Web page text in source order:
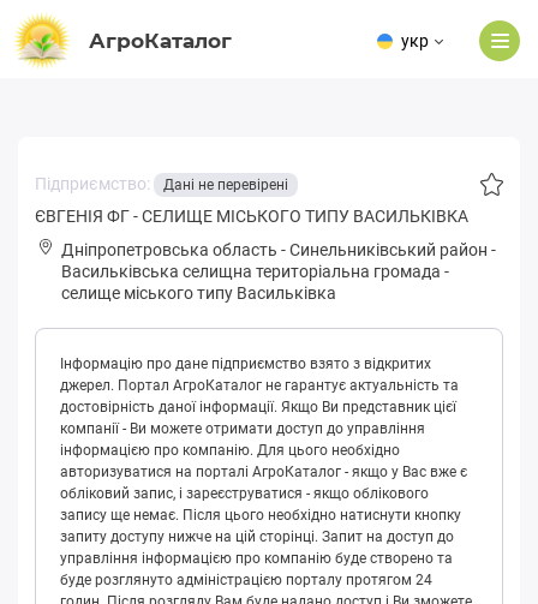
АгроКаталог укр
Підприємство: Дані не перевірені
ЄВГЕНІЯ ФГ - СЕЛИЩЕ МІСЬКОГО ТИПУ ВАСИЛЬКІВКА
Дніпропетровська область -Синельниківський район -
Вaсильківськa селищна територіальна громада -
селище міського типу Васильківка
Інформацію про дане підприємство взято з відкритих
джерел. Портал АгроКаталог не гарантує актуальність та
достовірність даної інформації. Якщо Ви представник цієї
компанії - Ви можете отримати доступ до управління
інформацією про компанію. Для цього необхідно
авторизуватися на порталі АгроКаталог - якщо у Вас вже є
обліковий запис, і зареєструватися - якщо облікового
запису ще немає. Після цього необхідно натиснути кнопку
запиту доступу нижче на цій сторінці. Запит на доступ до
управління інформацією про компанію буде створено та
буде розглянуто адміністрацією порталу протягом 24